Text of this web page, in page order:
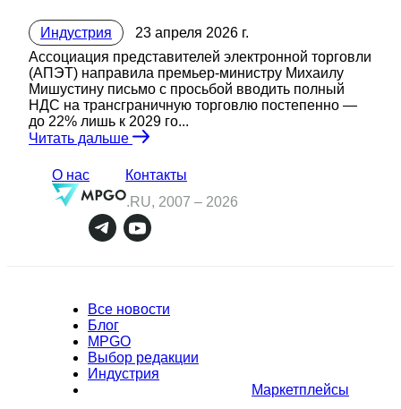
Индустрия
23 апреля 2026 г.
Ассоциация представителей электронной торговли
(АПЭТ) направила премьер-министру Михаилу
Мишустину письмо с просьбой вводить полный
НДС на трансграничную торговлю постепенно —
до 22% лишь к 2029 го...
Читать дальше
О нас
Контакты
.RU, 2007 – 2026
Все новости
Блог
MPGO
Выбор редакции
Индустрия
Маркетплейсы